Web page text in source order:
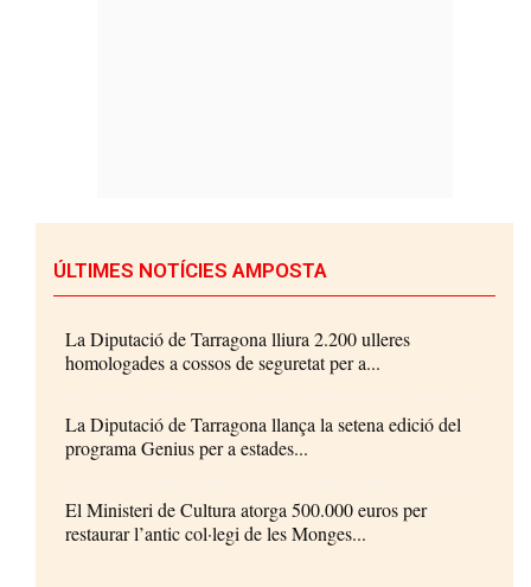
ÚLTIMES NOTÍCIES AMPOSTA
La Diputació de Tarragona lliura 2.200 ulleres
homologades a cossos de seguretat per a...
La Diputació de Tarragona llança la setena edició del
programa Genius per a estades...
El Ministeri de Cultura atorga 500.000 euros per
restaurar l’antic col·legi de les Monges...